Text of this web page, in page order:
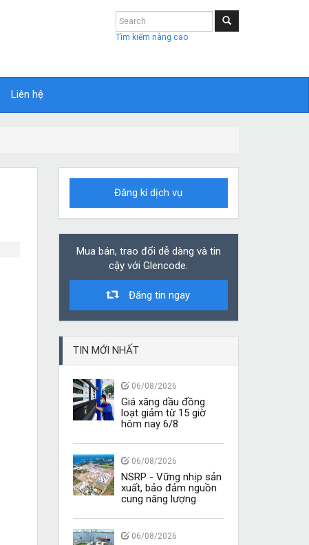
Tìm kiếm nâng cao
Liên hệ
Đăng kí dịch vụ
Mua bán, trao đổi dễ dàng và tin
cậy với Glencode.
Đăng tin ngay
TIN MỚI NHẤT
06/08/2026
Giá xăng dầu đồng
loạt giảm từ 15 giờ
hôm nay 6/8
06/08/2026
NSRP - Vững nhịp sản
xuất, bảo đảm nguồn
cung năng lượng
06/08/2026